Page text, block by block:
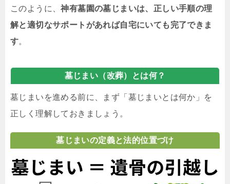
このように、神有墓園の墓じまいは、正しい手順の理
解と適切なサポートがあれば自宅にいても完了できま
す。
墓じまい（改葬）とは何？
墓じまいを進める前に、まず「墓じまいとは何か」を
正しく理解しておきましょう。
墓じまいの定義と法的位置づけ